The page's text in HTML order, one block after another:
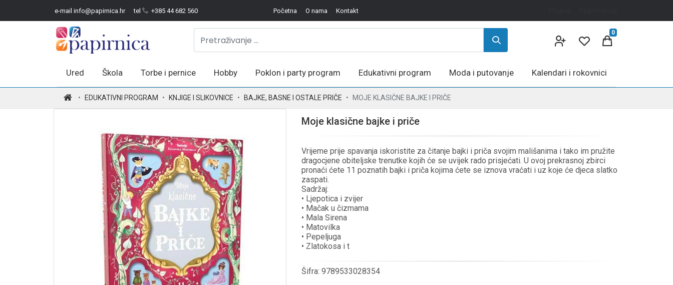
e-mail info@papirnica.hr tel +385 44 682 560 Početna O nama Kontakt
0
Ured Škola Torbe i pernice Hobby Poklon i party program Edukativni program Moda i putovanje Kalendari i rokovnici
EDUKATIVNI PROGRAM KNJIGE I SLIKOVNICE BAJKE, BASNE I OSTALE PRIČE MOJE KLASIČNE BAJKE I PRIČE
Moje klasične bajke i priče
Vrijeme prije spavanja iskoristite za čitanje bajki i priča svojim mališanima i tako im pružite
dragocjene obiteljske trenutke kojih će se uvijek rado prisjećati. U ovoj prekrasnoj zbirci
pronaći ćete 11 poznatih bajki i priča kojima ćete se iznova vraćati i uz koje će djeca slatko
zaspati.
Sadržaj:
• Ljepotica i zvijer
• Mačak u čizmama
• Mala Sirena
• Matovilka
• Pepeljuga
• Zlatokosa i t
Šifra: 9789533028354